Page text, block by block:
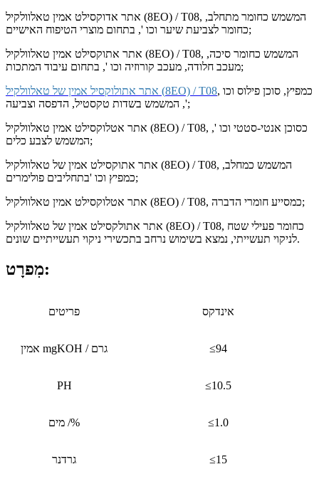
אתר אדוקסילט אמין טאלוולקיל (8EO) / T08, המשמש כחומר מתחלב,
כחומר לצביעת שיער וכו ', בתחום מוצרי הטיפוח האישיים;
אתר אתוקסילט אמין טאלוולקיל (8EO) / T08, המשמש כחומר סיכה,
מעכב חלודה, מעכב קורוזיה וכו ', בתחום עיבוד המתכות;
אתר אתולוקסיל אמין של טאלוולקיל (8EO) / T08, כמפיץ, סוכן פילוס וכו
', המשמש בשדות טקסטיל, הדפסה וצביעה;
אתר אטלוקסילט אמין טאלוולקיל (8EO) / T08, כסוכן אנטי-סטטי וכו ',
המשמש לצבע כלים;
אתר אתוקסילט אמין של טאלוולקיל (8EO) / T08, המשמש כמחלב,
כמפיץ וכו 'בתחליבים פולימרים;
אתר אטלוקסילט אמין טאלוולקיל (8EO) / T08, כמסייע חומרי הדברה;
אתר אתולקסילט אמין של טאלוולקיל (8EO) / T08, כחומר פעילי שטח
לניקוי תעשייתי, נמצא בשימוש נרחב בתכשירי ניקוי תעשייתיים שונים.
מִפרָט:
פריטים אינדקס
אמין mgKOH / גרם ≤94
PH ≤10.5
מים /% ≤1.0
גרדנר ≤15